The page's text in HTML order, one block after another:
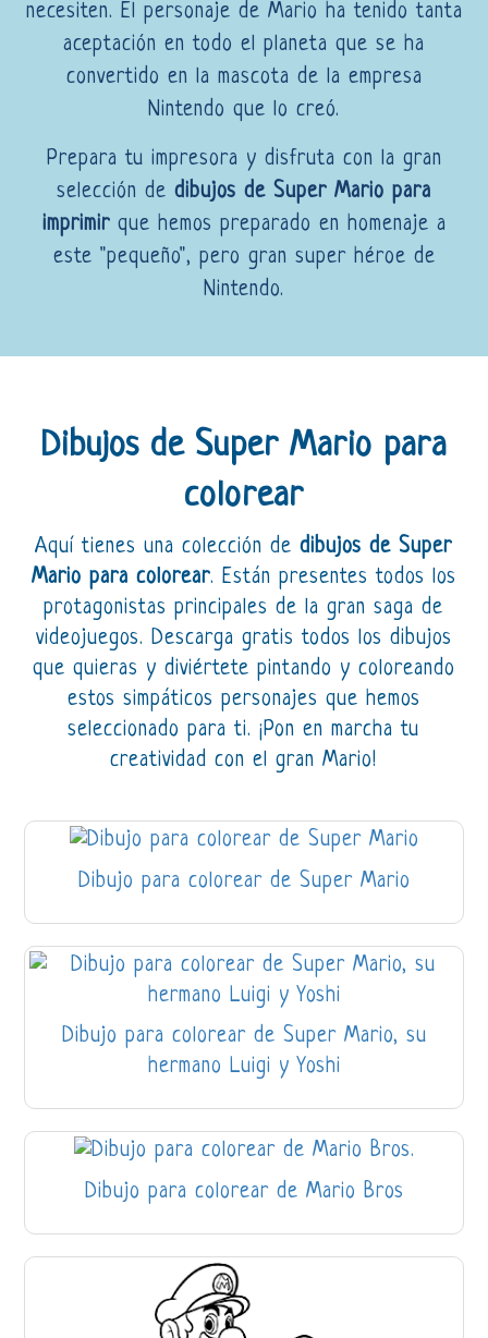
necesiten. El personaje de Mario ha tenido tanta
aceptación en todo el planeta que se ha
convertido en la mascota de la empresa
Nintendo que lo creó.
Prepara tu impresora y disfruta con la gran
selección de dibujos de Super Mario para
imprimirque hemos preparado en homenaje a
este "pequeño", pero gran super héroe de
Nintendo.
Dibujos de Super Mario para
colorear
Aquí tienes una colección dedibujos de Super
Mario para colorear. Están presentes todos los
protagonistas principales de la gran saga de
videojuegos. Descarga gratis todos los dibujos
que quieras y diviértete pintando y coloreando
estos simpáticos personajes que hemos
seleccionado para ti. ¡Pon en marcha tu
creatividad con el gran Mario!
Dibujo para colorear de Super Mario
Dibujo para colorear de Super Mario, su
hermano Luigi y Yoshi
Dibujo para colorear de Mario Bros